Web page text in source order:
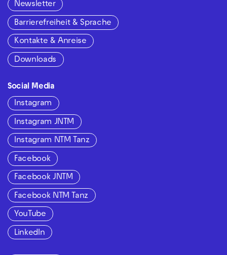
Newsletter
Barrierefreiheit & Sprache
Kontakte & Anreise
Downloads
Social Media
Instagram
Instagram JNTM
Instagram NTM Tanz
Facebook
Facebook JNTM
Facebook NTM Tanz
YouTube
LinkedIn